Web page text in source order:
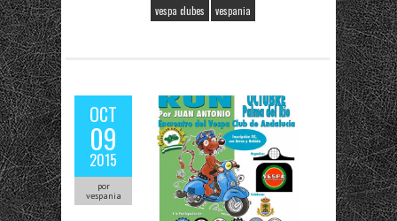
vespa clubes vespania
OCT
09
2015
por
vespania